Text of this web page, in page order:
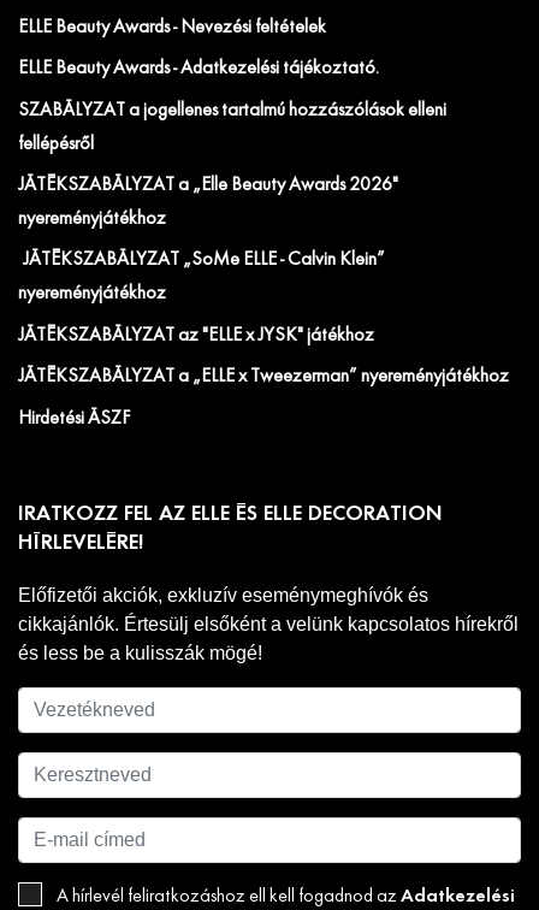
ELLE Beauty Awards - Nevezési feltételek
ELLE Beauty Awards - Adatkezelési tájékoztató.
SZABÁLYZAT a jogellenes tartalmú hozzászólások elleni
fellépésről
JÁTÉKSZABÁLYZAT a „Elle Beauty Awards 2026"
nyereményjátékhoz
JÁTÉKSZABÁLYZAT „SoMe ELLE - Calvin Klein”
nyereményjátékhoz
JÁTÉKSZABÁLYZAT az "ELLE x JYSK" játékhoz
JÁTÉKSZABÁLYZAT a „ELLE x Tweezerman” nyereményjátékhoz
Hirdetési ÁSZF
IRATKOZZ FEL AZ ELLE ÉS ELLE DECORATION
HÍRLEVELÉRE!
Előfizetői akciók, exkluzív eseménymeghívók és
cikkajánlók. Értesülj elsőként a velünk kapcsolatos hírekről
és less be a kulisszák mögé!
A hírlevél feliratkozáshoz ell kell fogadnod az Adatkezelési